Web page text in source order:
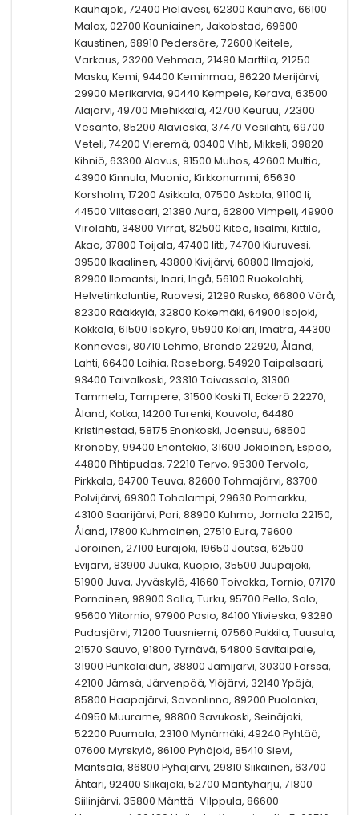
Kauhajoki, 72400 Pielavesi, 62300 Kauhava, 66100
Malax, 02700 Kauniainen, Jakobstad, 69600
Kaustinen, 68910 Pedersöre, 72600 Keitele,
Varkaus, 23200 Vehmaa, 21490 Marttila, 21250
Masku, Kemi, 94400 Keminmaa, 86220 Merijärvi,
29900 Merikarvia, 90440 Kempele, Kerava, 63500
Alajärvi, 49700 Miehikkälä, 42700 Keuruu, 72300
Vesanto, 85200 Alavieska, 37470 Vesilahti, 69700
Veteli, 74200 Vieremä, 03400 Vihti, Mikkeli, 39820
Kihniö, 63300 Alavus, 91500 Muhos, 42600 Multia,
43900 Kinnula, Muonio, Kirkkonummi, 65630
Korsholm, 17200 Asikkala, 07500 Askola, 91100 Ii,
44500 Viitasaari, 21380 Aura, 62800 Vimpeli, 49900
Virolahti, 34800 Virrat, 82500 Kitee, Iisalmi, Kittilä,
Akaa, 37800 Toijala, 47400 Iitti, 74700 Kiuruvesi,
39500 Ikaalinen, 43800 Kivijärvi, 60800 Ilmajoki,
82900 Ilomantsi, Inari, Ingå, 56100 Ruokolahti,
Helvetinkoluntie, Ruovesi, 21290 Rusko, 66800 Vörå,
82300 Rääkkylä, 32800 Kokemäki, 64900 Isojoki,
Kokkola, 61500 Isokyrö, 95900 Kolari, Imatra, 44300
Konnevesi, 80710 Lehmo, Brändö 22920, Åland,
Lahti, 66400 Laihia, Raseborg, 54920 Taipalsaari,
93400 Taivalkoski, 23310 Taivassalo, 31300
Tammela, Tampere, 31500 Koski Tl, Eckerö 22270,
Åland, Kotka, 14200 Turenki, Kouvola, 64480
Kristinestad, 58175 Enonkoski, Joensuu, 68500
Kronoby, 99400 Enontekiö, 31600 Jokioinen, Espoo,
44800 Pihtipudas, 72210 Tervo, 95300 Tervola,
Pirkkala, 64700 Teuva, 82600 Tohmajärvi, 83700
Polvijärvi, 69300 Toholampi, 29630 Pomarkku,
43100 Saarijärvi, Pori, 88900 Kuhmo, Jomala 22150,
Åland, 17800 Kuhmoinen, 27510 Eura, 79600
Joroinen, 27100 Eurajoki, 19650 Joutsa, 62500
Evijärvi, 83900 Juuka, Kuopio, 35500 Juupajoki,
51900 Juva, Jyväskylä, 41660 Toivakka, Tornio, 07170
Pornainen, 98900 Salla, Turku, 95700 Pello, Salo,
95600 Ylitornio, 97900 Posio, 84100 Ylivieska, 93280
Pudasjärvi, 71200 Tuusniemi, 07560 Pukkila, Tuusula,
21570 Sauvo, 91800 Tyrnävä, 54800 Savitaipale,
31900 Punkalaidun, 38800 Jamijarvi, 30300 Forssa,
42100 Jämsä, Järvenpää, Ylöjärvi, 32140 Ypäjä,
85800 Haapajärvi, Savonlinna, 89200 Puolanka,
40950 Muurame, 98800 Savukoski, Seinäjoki,
52200 Puumala, 23100 Mynämäki, 49240 Pyhtää,
07600 Myrskylä, 86100 Pyhäjoki, 85410 Sievi,
Mäntsälä, 86800 Pyhäjärvi, 29810 Siikainen, 63700
Ähtäri, 92400 Siikajoki, 52700 Mäntyharju, 71800
Siilinjärvi, 35800 Mänttä-Vilppula, 86600